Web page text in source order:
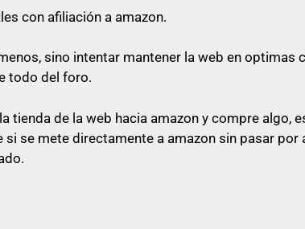
con afiliación a amazon.
sino intentar mantener la web en optimas
todo del foro.
tienda de la web hacia amazon y compre algo,
se mete directamente a amazon sin pasar por